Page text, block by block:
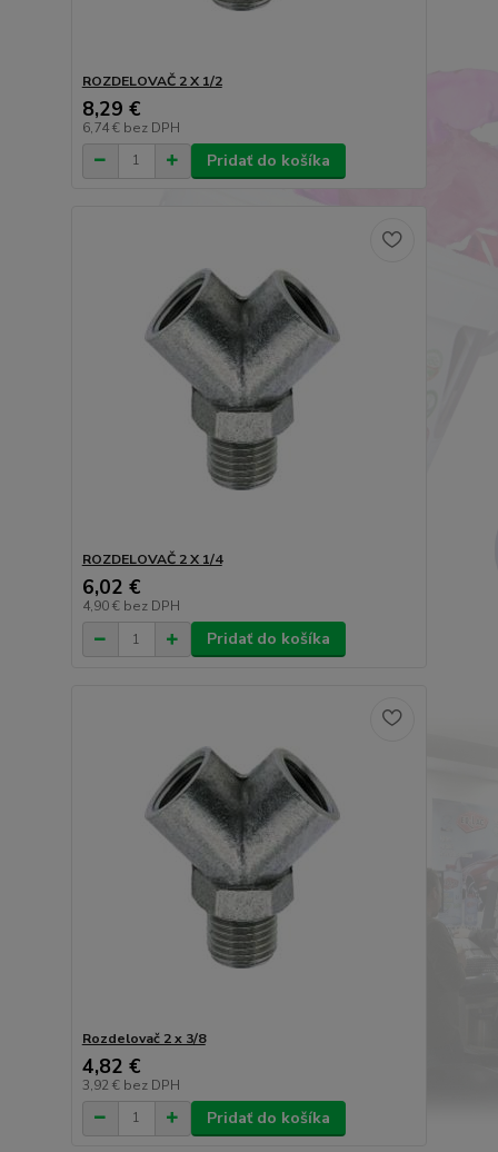
ROZDELOVAČ 2 X 1/2
8,29 €
6,74 € bez DPH
Pridať do košíka
ROZDELOVAČ 2 X 1/4
6,02 €
4,90 € bez DPH
Pridať do košíka
Rozdelovač 2 x 3/8
4,82 €
3,92 € bez DPH
Pridať do košíka